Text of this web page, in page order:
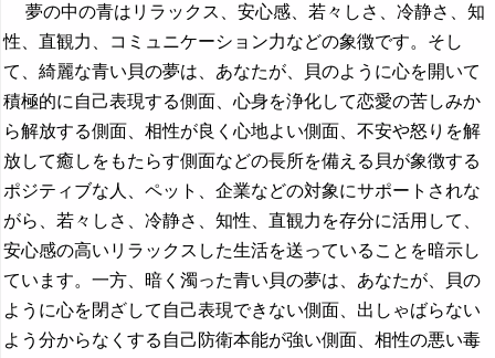
夢の中の青はリラックス、安心感、若々しさ、冷静さ、知
性、直観力、コミュニケーション力などの象徴です。そし
て、綺麗な青い貝の夢は、あなたが、貝のように心を開いて
積極的に自己表現する側面、心身を浄化して恋愛の苦しみか
ら解放する側面、相性が良く心地よい側面、不安や怒りを解
放して癒しをもたらす側面などの長所を備える貝が象徴する
ポジティブな人、ペット、企業などの対象にサポートされな
がら、若々しさ、冷静さ、知性、直観力を存分に活用して、
安心感の高いリラックスした生活を送っていることを暗示し
ています。一方、暗く濁った青い貝の夢は、あなたが、貝の
ように心を閉ざして自己表現できない側面、出しゃばらない
よう分からなくする自己防衛本能が強い側面、相性の悪い毒